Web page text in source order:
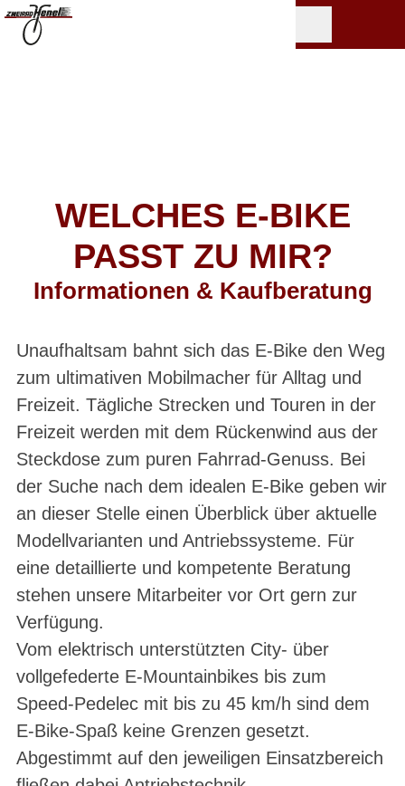
WELCHES E-BIKE
PASST ZU MIR?
Informationen & Kaufberatung
Unaufhaltsam bahnt sich das E-Bike den Weg
zum ultimativen Mobilmacher für Alltag und
Freizeit. Tägliche Strecken und Touren in der
Freizeit werden mit dem Rückenwind aus der
Steckdose zum puren Fahrrad-Genuss. Bei
der Suche nach dem idealen E-Bike geben wir
an dieser Stelle einen Überblick über aktuelle
Modellvarianten und Antriebssysteme. Für
eine detaillierte und kompetente Beratung
stehen unsere Mitarbeiter vor Ort gern zur
Verfügung.
Vom elektrisch unterstützten City- über
vollgefederte E-Mountainbikes bis zum
Speed-Pedelec mit bis zu 45 km/h sind dem
E-Bike-Spaß keine Grenzen gesetzt.
Abgestimmt auf den jeweiligen Einsatzbereich